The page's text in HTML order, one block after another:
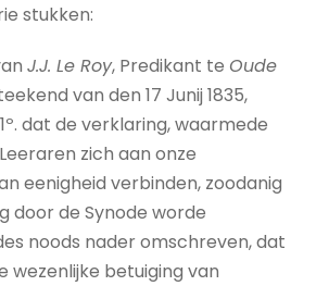
stukken:
J.J. Le Roy, Predikant te Oude
van den 17 Junij 1835,
dat de verklaring, waarmede
zich aan onze
eenigheid verbinden, zoodanig
door de Synode worde
noods nader omschreven, dat
wezenlijke betuiging van